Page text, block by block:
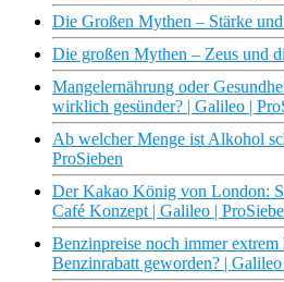
Die Großen Mythen – Stärke
Die großen Mythen – Zeus und
Mangelernährung oder
wirklich gesünder? | Galileo |
Ab welcher Menge ist Alkohol
ProSieben
Der Kakao König von London:
Café Konzept | Galileo |
Benzinpreise noch immer extrem
Benzinrabatt geworden? | Galileo